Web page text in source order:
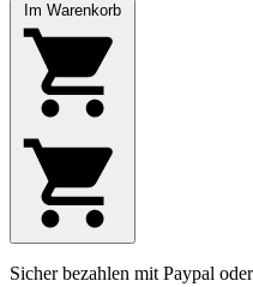
Im Warenkorb
Sicher bezahlen mit Paypal